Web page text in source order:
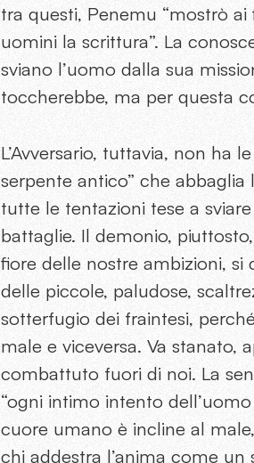
tra questi, Penemu “mostrò
uomini la scrittura”. La
sviano l’uomo dalla sua
toccherebbe, ma per questa
L’Avversario, tuttavia, non ha
serpente antico” che abbaglia
tutte le tentazioni tese a
battaglie. Il demonio,
fiore delle nostre ambizioni, si
delle piccole, paludose,
sotterfugio dei fraintesi,
male e viceversa. Va stanato,
combattuto fuori di noi. La
“ogni intimo intento
cuore umano è incline al
chi addestra l’anima come